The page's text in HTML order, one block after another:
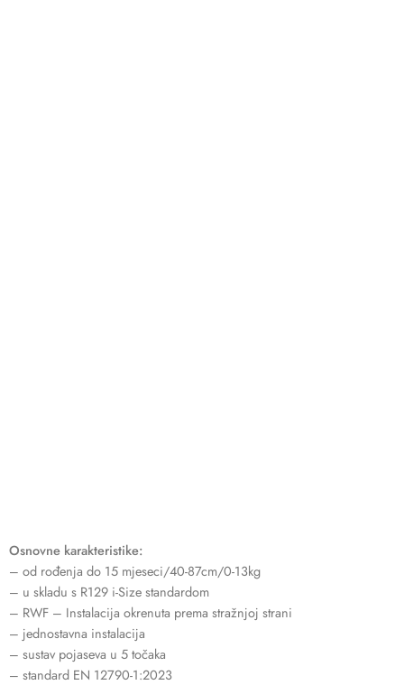
Osnovne karakteristike:
– od rođenja do 15 mjeseci/40-87cm/0-13kg
– u skladu s R129 i-Size standardom
– RWF – Instalacija okrenuta prema stražnjoj strani
– jednostavna instalacija
– sustav pojaseva u 5 točaka
– standard EN 12790-1:2023